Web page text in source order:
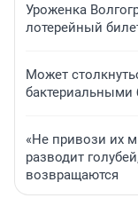
Уроженка
лотерейный
Может
«Не привози их
разводит
возвращаются